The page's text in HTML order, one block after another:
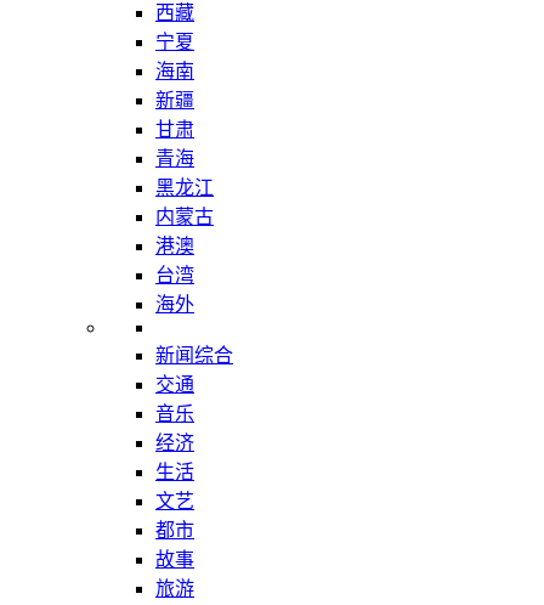
西藏
宁夏
海南
新疆
甘肃
青海
黑龙江
内蒙古
港澳
台湾
海外
新闻综合
交通
音乐
经济
生活
文艺
都市
故事
旅游